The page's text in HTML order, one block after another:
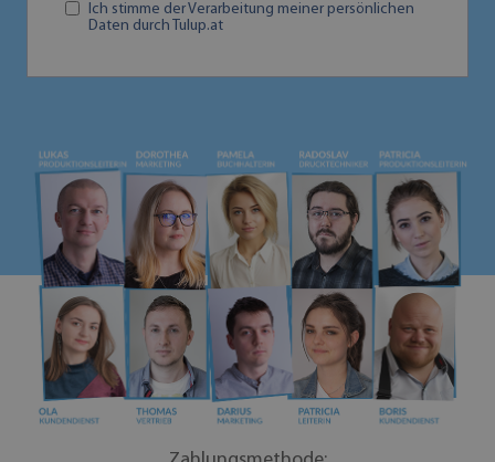
Ich stimme der Verarbeitung meiner persönlichen
Daten durch Tulup.at